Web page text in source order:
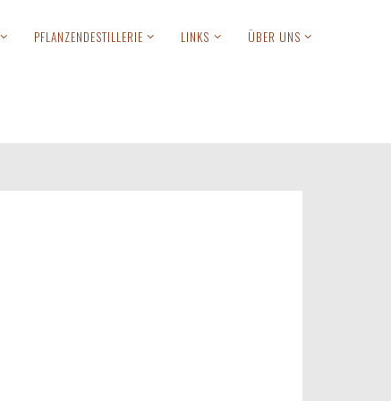
PFLANZENDESTILLERIE LINKS ÜBER UNS